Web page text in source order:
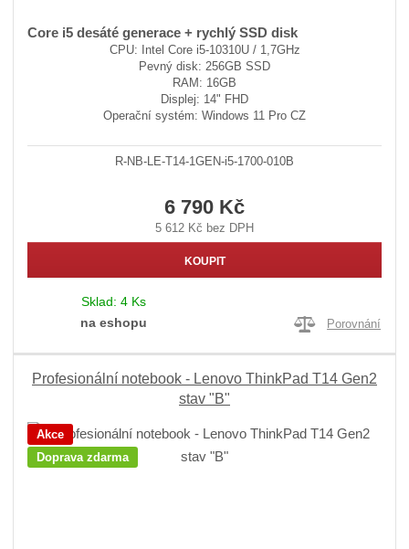
Core i5 desáté generace + rychlý SSD disk
CPU: Intel Core i5-10310U / 1,7GHz
Pevný disk: 256GB SSD
RAM: 16GB
Displej: 14" FHD
Operační systém: Windows 11 Pro CZ
R-NB-LE-T14-1GEN-i5-1700-010B
6 790 Kč
5 612 Kč bez DPH
KOUPIT
Sklad: 4 Ks
na eshopu
Porovnání
Profesionální notebook - Lenovo ThinkPad T14 Gen2
stav "B"
Akce
Doprava zdarma